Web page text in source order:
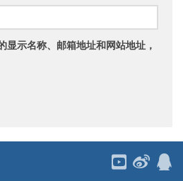
显示名称、邮箱地址和网站地址，